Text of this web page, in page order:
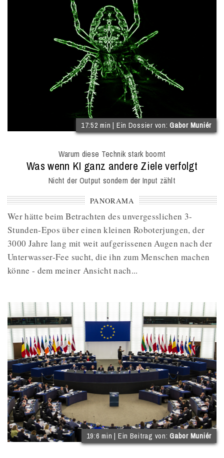
17:52 min | Ein Dossier von:Gabor Muniér
Warum diese Technik stark boomt
:
Was wenn KI ganz andere Ziele verfolgt
Nicht der Output sondern der Input zählt
PANORAMA
Wer hätte beim Betrachten des unvergesslichen 3-
Stunden-Epos über einen kleinen Roboterjungen, der
3000 Jahre lang mit weit aufgerissenen Augen nach der
Unterwasser-Fee sucht, die ihn zum Menschen machen
könne - dem meiner Ansicht nach...
19:6 min | Ein Beitrag von:Gabor Muniér